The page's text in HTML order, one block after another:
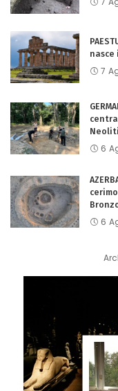
nasce
7
6
6